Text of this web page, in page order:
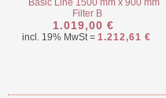
1.019,00 €
incl. 19% MwSt = 1.212,61 €